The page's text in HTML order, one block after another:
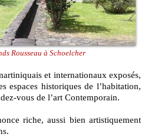
Rousseau à Schoelcher
espaces historiques de l’habitation,
vous de l’art Contemporain.
riche, aussi bien artistiquement